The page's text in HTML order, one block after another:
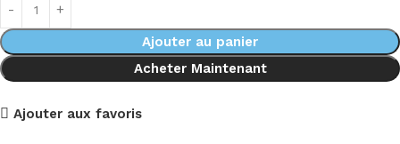
Ajouter au panier
Acheter Maintenant
Ajouter aux favoris